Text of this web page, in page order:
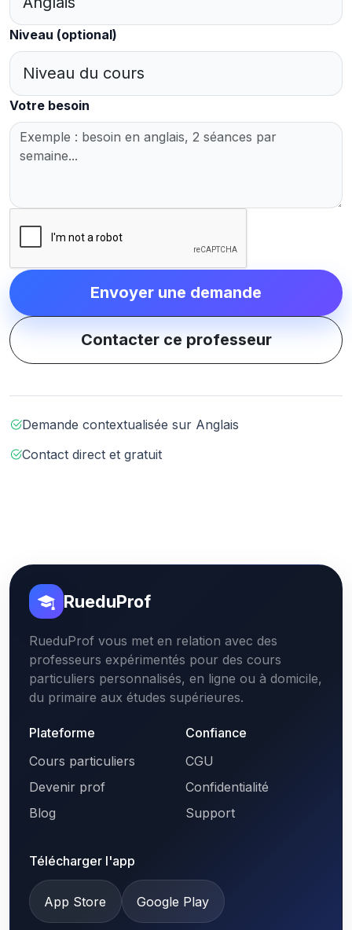
Niveau (optional)
Votre besoin
Envoyer une demande
Contacter ce professeur
Demande contextualisée sur Anglais
Contact direct et gratuit
RueduProf
RueduProf vous met en relation avec des
professeurs expérimentés pour des cours
particuliers personnalisés, en ligne ou à domicile,
du primaire aux études supérieures.
Plateforme
Cours particuliers
Devenir prof
Blog
Confiance
CGU
Confidentialité
Support
Télécharger l'app
App Store Google Play